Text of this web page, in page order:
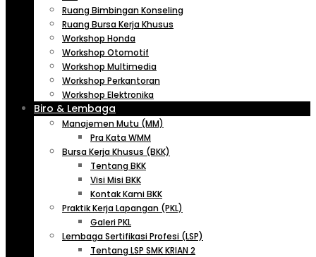
Ruang Bimbingan Konseling
Ruang Bursa Kerja Khusus
Workshop Honda
Workshop Otomotif
Workshop Multimedia
Workshop Perkantoran
Workshop Elektronika
Biro & Lembaga
Manajemen Mutu (MM)
Pra Kata WMM
Bursa Kerja Khusus (BKK)
Tentang BKK
Visi Misi BKK
Kontak Kami BKK
Praktik Kerja Lapangan (PKL)
Galeri PKL
Lembaga Sertifikasi Profesi (LSP)
Tentang LSP SMK KRIAN 2